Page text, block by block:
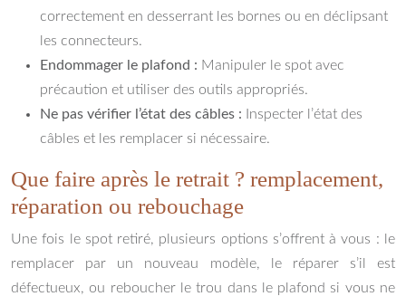
correctement en desserrant les bornes ou en déclipsant
les connecteurs.
Endommager le plafond : Manipuler le spot avec
précaution et utiliser des outils appropriés.
Ne pas vérifier l’état des câbles : Inspecter l’état des
câbles et les remplacer si nécessaire.
Que faire après le retrait ? remplacement,
réparation ou rebouchage
Une fois le spot retiré, plusieurs options s’offrent à vous : le
remplacer par un nouveau modèle, le réparer s’il est
défectueux, ou reboucher le trou dans le plafond si vous ne